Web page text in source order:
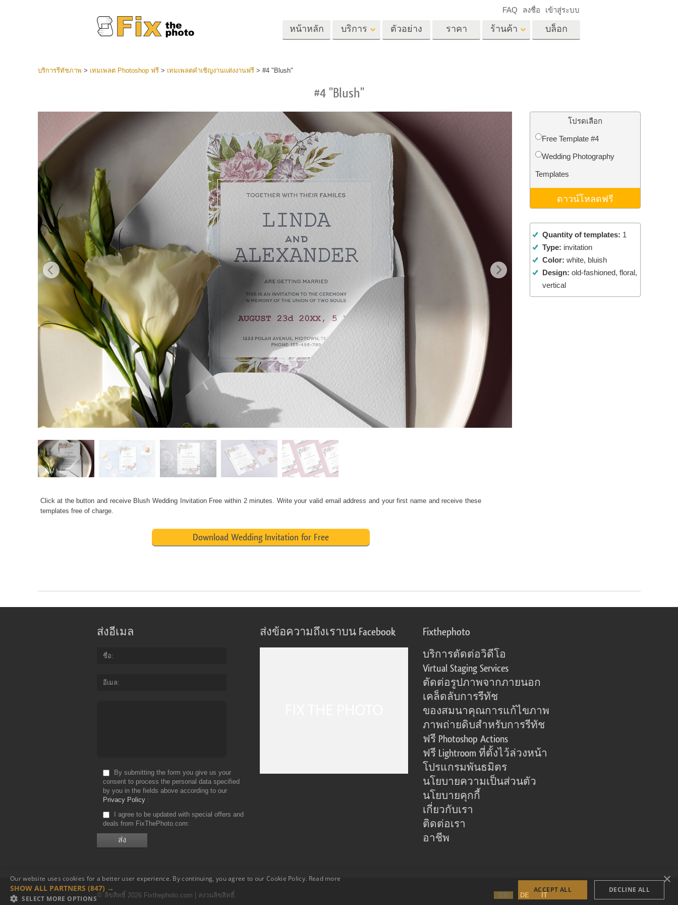
หน้าหลัก บริการ
บริการแก้ไขภาพงาน
แต่งงาน
โมเดลเสื้อผ้าที่สร้างโดย AI การจัดการรูปภาพ ถ่ายรูปเป็นบริการ
บริการรีทัชสินค้า บริการรีทัชเครื่องประดับ ข้อมูลการฝึกอบรม AI Video Editing Services
ตัวอย่าง ราคา ร้านค้า
Lightroom
คอลเลคชันที่ตั้งไว้ล่วง
หน้า LR ทั้งชุด
พรีเซ็ตข้อเสนอที่ดีที่สุด
คอลเลกชันมือถือ
Photoshop Actions
Photoshop Textures
Ps Actions คอลเลกชัน
ทั้งหมด
Ps ซ้อนทับคอลเลกชัน
ทั้งหมด
คำเชิญงานแต่งงาน
คำเชิญวันเกิดของเด็ก
บล็อก
FAQ ลงชื่อ เข้าสู่ระบบ
บริการรีทัชภาพ > เทมเพลต Photoshop ฟรี> เทมเพลตคำเชิญงานแต่งงานฟรี> #4 "Blush"
#4 "Blush"
โปรดเลือก
Free Template #4
Wedding Photography
Templates
ดาวน์โหลดฟรี
Quantity of templates: 1
Type: invitation
Color: white, bluish
Design: old-fashioned, floral,
vertical
Click at the button and receive Blush Wedding Invitation Free within 2 minutes. Write your valid email address and your first name and receive these
templates free of charge.
Download Wedding Invitation for Free
ส่งอีเมล
ชื่อ
อีเมล
By submitting the form you give us your
consent to process the personal data specified
by you in the fields above according to our
Privacy Policy
I agree to be updated with special offers and
deals from FixThePhoto.com
ส่งข้อความถึงเราบน Facebook Fixthephoto
บริการตัดต่อวิดีโอ
Virtual Staging Services
ตัดต่อรูปภาพจากภายนอก
เคล็ดลับการรีทัช
ของสมนาคุณการแก้ไขภาพ
ภาพถ่ายดิบสำหรับการรีทัช
ฟรี Photoshop Actions
ฟรี Lightroom ที่ตั้งไว้ล่วงหน้า
โปรแกรมพันธมิตร
นโยบายความเป็นส่วนตัว
นโยบายคุกกี้
เกี่ยวกับเรา
ติดต่อเรา
อาชีพ
© ลิขสิทธิ์ 2026 Fixthephoto.com | สงวนลิขสิทธิ์. EN DE IT
×
Our website uses cookies for a better user experience. By continuing, you agree to our Cookie Policy. Read more
SHOW ALL PARTNERS (847) →
SELECT MORE OPTIONS
ACCEPT ALL DECLINE ALL